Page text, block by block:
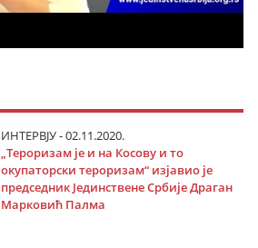
ИНТЕРВЈУ - 02.11.2020.
„Тероризам је и на Косову и то
окупаторски тероризам“ изјавио је
председник Јединствене Србије Драган
Марковић Палма